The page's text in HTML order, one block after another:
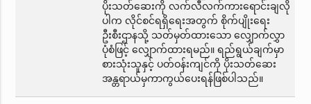
ပိုးသတ်ဆေးကို လက်လီလက်ကားရောင်းချလို
ပါက လိုင်စင်ရရှိရေးအတွက် စိုက်ပျိုးရေး
ဦးစီးဌာနသို့ သတ်မှတ်ထားသော လျှောက်လွှာ
ပုံစံဖြင့် လျှောက်ထားရမည်။ ရည်ရွယ်ချက်မှာ
စားသုံးသူနှင့် ပတ်ဝန်းကျင်ကို ပိုးသတ်ဆေး
အန္တရာယ်မှကာကွယ်ပေးရန်ဖြစ်ပါသည်။